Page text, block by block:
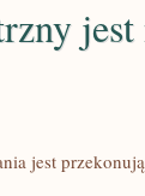
jest